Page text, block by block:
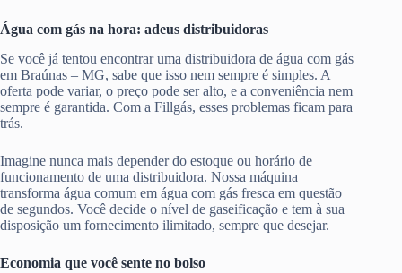
Água com gás na hora: adeus distribuidoras
Se você já tentou encontrar uma distribuidora de água com gás
em Braúnas – MG, sabe que isso nem sempre é simples. A
oferta pode variar, o preço pode ser alto, e a conveniência nem
sempre é garantida. Com a Fillgás, esses problemas ficam para
trás.
Imagine nunca mais depender do estoque ou horário de
funcionamento de uma distribuidora. Nossa máquina
transforma água comum em água com gás fresca em questão
de segundos. Você decide o nível de gaseificação e tem à sua
disposição um fornecimento ilimitado, sempre que desejar.
Economia que você sente no bolso